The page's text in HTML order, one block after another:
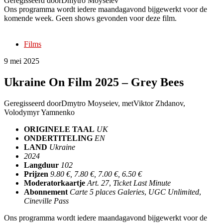
Ons programma wordt iedere maandagavond bijgewerkt voor de
komende week. Geen shows gevonden voor deze film.
Films
9 mei 2025
Ukraine On Film 2025 – Grey Bees
Geregisseerd doorDmytro Moyseiev, metViktor Zhdanov,
Volodymyr Yamnenko
ORIGINELE TAAL UK
ONDERTITELING EN
LAND Ukraine
2024
Langduur 102
Prijzen 9.80 €, 7.80 €, 7.00 €, 6.50 €
Moderatorkaartje Art. 27, Ticket Last Minute
Abonnement Carte 5 places Galeries, UGC Unlimited,
Cineville Pass
Ons programma wordt iedere maandagavond bijgewerkt voor de